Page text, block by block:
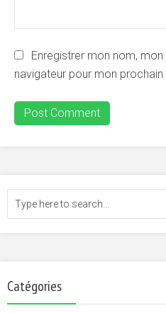
Enregistrer mon nom,
navigateur pour mon
Catégories